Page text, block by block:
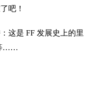
吧！
这是 FF 发展史上的里
……